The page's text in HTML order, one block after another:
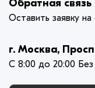
Обратная связь
Оставить заявку на
г. Москва,
С 8:00 до 20:00